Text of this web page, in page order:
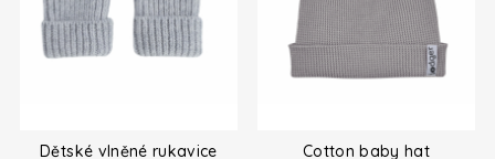
Dětské vlněné rukavice
Cotton baby hat